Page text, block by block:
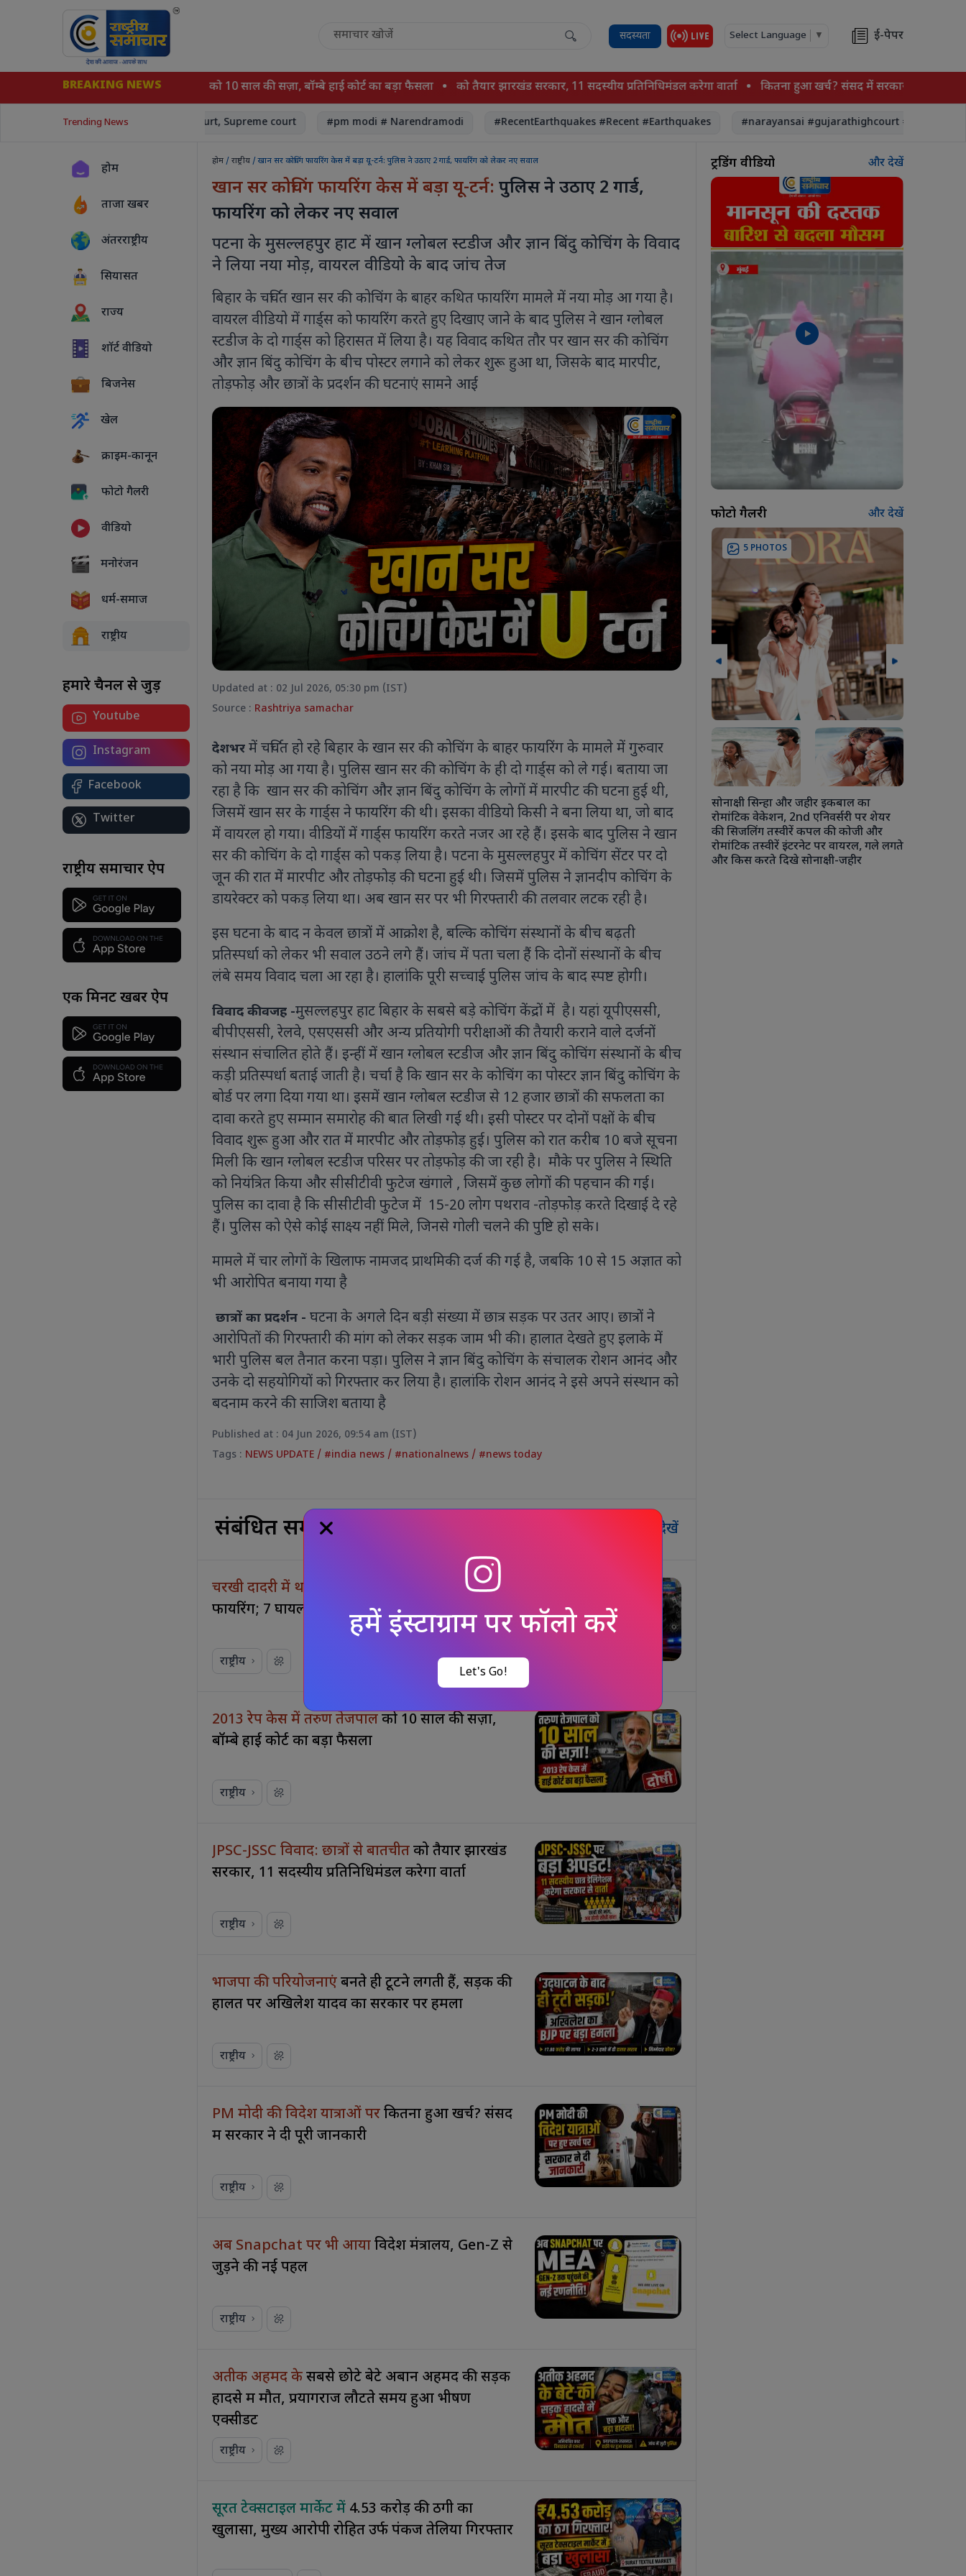
सदस्यता Select Language ▼ ई-पेपर
BREAKING NEWS
स्कॉर्पियो पर फायरिंग; 7 घायल को 10 साल की सज़ा, बॉम्बे हाई कोर्ट का बड़ा फैसला को तैयार झारखंड सरकार, 11 सदस्यीय प्रतिनिधिमंडल करेगा वार्ता कितना हुआ खर्च? संसद में सरकार ने दी पूरी जानकारी
Trending News
World News #court, Supreme court #pm modi # Narendramodi #RecentEarthquakes #Recent #Earthquakes #narayansai #gujarathighcourt
हमें इंस्टाग्राम पर फॉलो करें
Let's Go!
होम
ताजा खबर
अंतरराष्ट्रीय
सियासत
राज्य
शॉर्ट वीडियो
बिजनेस
खेल
क्राइम-कानून
फोटो गैलरी
वीडियो
मनोरंजन
धर्म-समाज
राष्ट्रीय
हमारे चैनल से जुड़ें
Youtube
Instagram
Facebook
Twitter
राष्ट्रीय समाचार ऐप
एक मिनट खबर ऐप
होम /राष्ट्रीय / खान सर कोचिंग फायरिंग केस में बड़ा यू-टर्न: पुलिस ने उठाए 2 गार्ड, फायरिंग को लेकर नए सवाल
खान सर कोचिंग फायरिंग केस में बड़ा यू-टर्न:पुलिस ने उठाए 2 गार्ड,
फायरिंग को लेकर नए सवाल
पटना के मुसल्लहपुर हाट में खान ग्लोबल स्टडीज और ज्ञान बिंदु कोचिंग के विवाद
ने लिया नया मोड़, वायरल वीडियो के बाद जांच तेज
बिहार के चर्चित खान सर की कोचिंग के बाहर कथित फायरिंग मामले में नया मोड़ आ गया है।
वायरल वीडियो में गार्ड्स को फायरिंग करते हुए दिखाए जाने के बाद पुलिस ने खान ग्लोबल
स्टडीज के दो गार्ड्स को हिरासत में लिया है। यह विवाद कथित तौर पर खान सर की कोचिंग
और ज्ञान बिंदु कोचिंग के बीच पोस्टर लगाने को लेकर शुरू हुआ था, जिसके बाद मारपीट,
तोड़फोड़ और छात्रों के प्रदर्शन की घटनाएं सामने आईं
Updated at : 02 Jul 2026, 05:30 pm (IST)
Source : Rashtriya samachar
देशभर में चर्चित हो रहे बिहार के खान सर की कोचिंग के बाहर फायरिंग के मामले में गुरुवार
को नया मोड़ आ गया है। पुलिस खान सर की कोचिंग के ही दो गार्ड्स को ले गई। बताया जा
रहा है कि खान सर की कोचिंग और ज्ञान बिंदु कोचिंग के लोगों में मारपीट की घटना हुई थी,
जिसमें खान सर के गार्ड्स ने फायरिंग की थी। इसका वीडियो किसी ने बना लिया था, जो बाद
में वायरल हो गया। वीडियों में गार्ड्स फायरिंग करते नजर आ रहे हैं। इसके बाद पुलिस ने खान
सर की कोचिंग के दो गार्ड्स को पकड़ लिया है। पटना के मुसल्लहपुर में कोचिंग सेंटर पर दो
जून की रात में मारपीट और तोड़फोड़ की घटना हुई थी। जिसमें पुलिस ने ज्ञानदीप कोचिंग के
डायरेक्टर को पकड़ लिया था। अब खान सर पर भी गिरफ्तारी की तलवार लटक रही है।
इस घटना के बाद न केवल छात्रों में आक्रोश है, बल्कि कोचिंग संस्थानों के बीच बढ़ती
प्रतिस्पर्धा को लेकर भी सवाल उठने लगे हैं। जांच में पता चला हैं कि दोनों संस्थानों के बीच
लंबे समय विवाद चला आ रहा है। हालांकि पूरी सच्चाई पुलिस जांच के बाद स्पष्ट होगी।
विवाद की वजह -मुसल्लहपुर हाट बिहार के सबसे बड़े कोचिंग केंद्रों में है। यहां यूपीएससी,
बीपीएससी, रेलवे, एसएससी और अन्य प्रतियोगी परीक्षाओं की तैयारी कराने वाले दर्जनों
संस्थान संचालित होते हैं। इन्हीं में खान ग्लोबल स्टडीज और ज्ञान बिंदु कोचिंग संस्थानों के बीच
कड़ी प्रतिस्पर्धा बताई जाती है। चर्चा है कि खान सर के कोचिंग का पोस्‍टर ज्ञान बिंदु कोचिंग के
बोर्ड पर लगा दिया गया था। इसमें खान ग्लोबल स्टडीज से 12 हजार छात्रों की सफलता का
दावा करते हुए सम्मान समारोह की बात लिखी गई थी। इसी पोस्टर पर दोनों पक्षों के बीच
विवाद शुरू हुआ और रात में मारपीट और तोड़फोड़ हुई। पुलिस को रात करीब 10 बजे सूचना
मिली कि खान ग्लोबल स्टडीज परिसर पर तोड़फोड़ की जा रही है। मौके पर पुलिस ने स्थिति
को नियंत्रित किया और सीसीटीवी फुटेज खंगाले , जिसमें कुछ लोगों की पहचान की गई।
पुलिस का दावा है कि सीसीटीवी फुटेज में 15-20 लोग पथराव -तोड़फोड़ करते दिखाई दे रहे
हैं। पुलिस को ऐसे कोई साक्ष्य नहीं मिले, जिनसे गोली चलने की पुष्टि हो सके।
मामले में चार लोगों के खिलाफ नामजद प्राथमिकी दर्ज की गई है, जबकि 10 से 15 अज्ञात को
भी आरोपित बनाया गया है
छात्रों का प्रदर्शन -घटना के अगले दिन बड़ी संख्या में छात्र सड़क पर उतर आए। छात्रों ने
आरोपितों की गिरफ्तारी की मांग को लेकर सड़क जाम भी की। हालात देखते हुए इलाके में
भारी पुलिस बल तैनात करना पड़ा। पुलिस ने ज्ञान बिंदु कोचिंग के संचालक रोशन आनंद और
उनके दो सहयोगियों को गिरफ्तार कर लिया है। हालांकि रोशन आनंद ने इसे अपने संस्थान को
बदनाम करने की साजिश बताया है
Published at : 04 Jun 2026, 09:54 am (IST)
Tags : NEWS UPDATE/ #india news/ #nationalnews/ #news today
संबंधित समाचार और देखें
चरखी दादरी में थाने के सामने
गैंगवार, स्कॉर्पियो पर
फायरिंग; 7 घायल
राष्ट्रीय
2013 रेप केस में तरुण तेजपालको 10 साल की सज़ा,
बॉम्बे हाई कोर्ट का बड़ा फैसला
राष्ट्रीय
JPSC-JSSC विवाद: छात्रों से बातचीतको तैयार झारखंड
सरकार, 11 सदस्यीय प्रतिनिधिमंडल करेगा वार्ता
राष्ट्रीय
भाजपा की परियोजनाएंबनते ही टूटने लगती हैं, सड़क की
हालत पर अखिलेश यादव का सरकार पर हमला
राष्ट्रीय
PM मोदी की विदेश यात्राओं परकितना हुआ खर्च? संसद
में सरकार ने दी पूरी जानकारी
राष्ट्रीय
अब Snapchat पर भी आयाविदेश मंत्रालय, Gen-Z से
जुड़ने की नई पहल
राष्ट्रीय
अतीक अहमद केसबसे छोटे बेटे अबान अहमद की सड़क
हादसे में मौत, प्रयागराज लौटते समय हुआ भीषण
एक्सीडेंट
राष्ट्रीय
सूरत टेक्सटाइल मार्केट में ₹4.53 करोड़ की ठगी का
खुलासा, मुख्य आरोपी रोहित उर्फ पंकज तेलिया गिरफ्तार
ट्रेंडिंग वीडियो और देखें
फोटो गैलरी और देखें
योग सिर्फ एक दिन नहीं, जीवन का मंत्र है:
कोलकाता से पीएम मोदी का देश को संदेश
अंतरराष्ट्रीय योग दिवस 2026 पर पीएम मोदी
ने कोलकाता में किया योगाभ्यास, कहा-
स्वस्थ और संतुलित जीवन के लिए योग को
बनाएं दैनिक आदत।
रॉयल एस्कॉट 2026 में सारा अली खान का
शाही अंदाज, हेनरी कैविल संग तस्वीरों ने
बटोरी सुर्खियां ऑफ-व्हाइट एलिगेंट
एक्सेसरीज के साथ सारा अली खान ने सबका
ध्यान खींचा
9 PHOTOS
एवियन में आयोजित जी7 सम्मेलन के दौरान
विश्व नेताओं के साथ हुई अहम मुलाकात मानव
कल्याण और वैश्विक सहयोग को बढ़ावा देने
पर बनी सहमति।
8 PHOTOS
सोनाक्षी सिन्हा और जहीर इकबाल का
रोमांटिक वेकेशन, 2nd एनिवर्सरी पर शेयर
की सिजलिंग तस्वीरें कपल की कोजी और
रोमांटिक तस्वीरें इंटरनेट पर वायरल, गले लगते
और किस करते दिखे सोनाक्षी-जहीर
5 PHOTOS